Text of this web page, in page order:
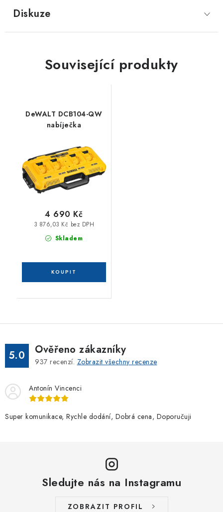
Diskuze
Související produkty
DeWALT DCB104-QW
nabíječka
Skladem
3 876,03 Kč bez DPH
4 690 Kč
5.0 Ověřeno zákazníky
937 recenzí. Zobrazit všechny recenze
Antonín Vincenci
Super komunikace, Rychle dodání, Dobrá cena, Doporučuji
Sledujte nás na Instagramu
ZOBRAZIT PROFIL